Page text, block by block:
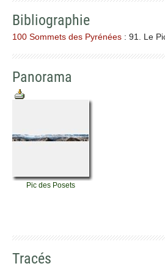
Bibliographie
100 Sommets des Pyrénées : 91. Le
Panorama
Pic des Posets
Tracés